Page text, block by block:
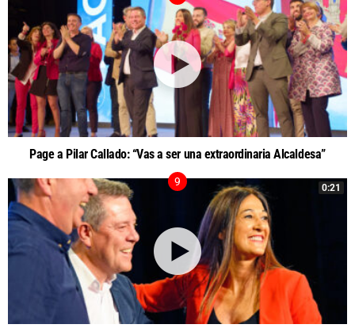
Page a Pilar Callado: “Vas a ser una extraordinaria Alcaldesa”
0:21